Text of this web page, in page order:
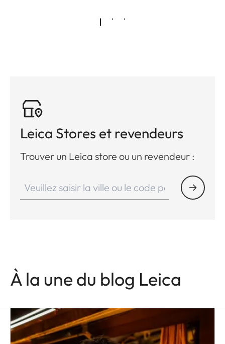
Leica Stores et revendeurs
Trouver un Leica store ou un revendeur :
À la une du blog Leica